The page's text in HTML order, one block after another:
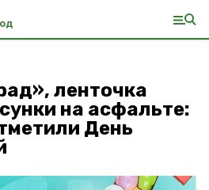
ленточка
на асфальте:
День